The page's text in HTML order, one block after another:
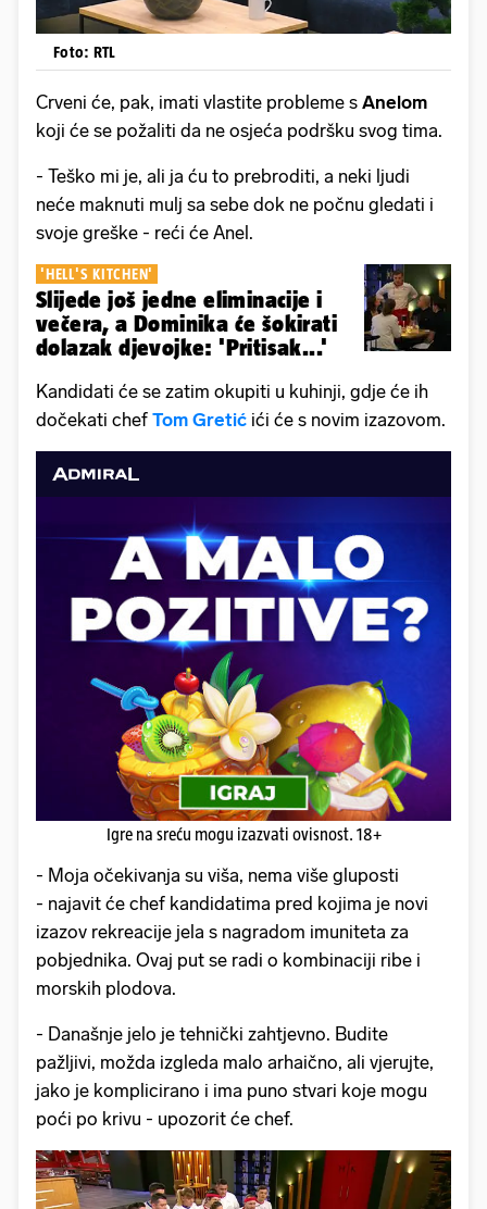
Foto: RTL
Crveni će, pak, imati vlastite probleme s Anelom
koji će se požaliti da ne osjeća podršku svog tima.
- Teško mi je, ali ja ću to prebroditi, a neki ljudi
neće maknuti mulj sa sebe dok ne počnu gledati i
svoje greške - reći će Anel.
'HELL'S KITCHEN'
Slijede još jedne eliminacije i
večera, a Dominika će šokirati
dolazak djevojke: 'Pritisak...'
Kandidati će se zatim okupiti u kuhinji, gdje će ih
dočekati chef Tom Gretić ići će s novim izazovom.
Igre na sreću mogu izazvati ovisnost. 18+
- Moja očekivanja su viša, nema više gluposti
- najavit će chef kandidatima pred kojima je novi
izazov rekreacije jela s nagradom imuniteta za
pobjednika. Ovaj put se radi o kombinaciji ribe i
morskih plodova.
- Današnje jelo je tehnički zahtjevno. Budite
pažljivi, možda izgleda malo arhaično, ali vjerujte,
jako je komplicirano i ima puno stvari koje mogu
poći po krivu - upozorit će chef.